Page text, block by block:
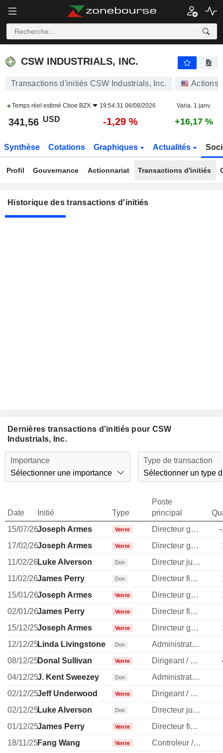
CSW INDUSTRIALS, INC.
CSW INDUSTRIALS, INC.
Transactions d'initiés CSW Industrials, Inc. Actions
Temps réel estimé Cboe BZX 19:54:31 06/08/2026 Varia. 1 janv.
341,56 USD -1,29 % +16,17 %
Synthèse Cotations Graphiques Actualités
Profil Gouvernance Actionnariat Transactions d'initiés
Historique des transactions d'initiés
Dernières transactions d'initiés pour CSW
Industrials, Inc.
Importance
Sélectionner une importance
Type de transaction
Sélectionner un type
Date Initié Type
Poste
principal
15/07/26Joseph Armes Vente Directeur general
17/02/26Joseph Armes Vente Directeur general
11/02/26Luke Alverson Don
Directeur juridique
11/02/26James Perry Don Directeur financier
15/01/26Joseph Armes Vente Directeur general
02/01/26James Perry Vente
Directeur financier
15/12/25Joseph Armes Vente Directeur general
12/12/25Linda Livingstone Don
Administrateur
08/12/25Donal Sullivan Vente Dirigeant / cadre principal
04/12/25J. Kent Sweezey Don
Administrateur
02/12/25Jeff Underwood Vente
Dirigeant / cadre principal
02/12/25Luke Alverson Don
Directeur juridique
01/12/25James Perry Vente
Directeur financier
18/11/25Fang Wang Vente
Controleur / auditeur